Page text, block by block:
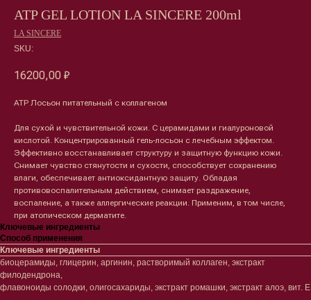
ATP GEL LOTION LA SINCERE 200ml
LA SINCERE
SKU:
16200,00 ₽
ATP Лосьон питательный с коллагеном
Для сухой и чувствительной кожи. С церамидами и гиалуроновой
кислотой. Концентрированный гель-лосьон с лечебным эффектом.
Эффективно восстанавливает структуру и защитную функцию кожи.
Снимает чувство стянутости и сухости, способствует сохранению
влаги, обеспечивает антиоксидантную защиту. Обладая
противовоспалительным действием, снимает раздражение,
воспаление, а также аллергические реакции. Применим, в том числе,
при атопическом дерматите.
Ключевые ингредиенты
Способ применения
Ключевые ингредиенты
биоцерамиды, глицерин, аргинин, растворимый коллаген, экстракт
филодендрона,
флавоноиды солодки, олигосахариды, экстракт ромашки, экстракт алоэ, вит. Е
Тело
Проблемы
Кремы
Лосьоны
Шея и зона декольте
Пилинги/масла
Уход за руками
Средства для ванны
Лицо
Проблемы
Очищение
Увлажнение/питание
Сыворотки/ эссенции
Ретинол
Защита от солнца
Тонизация
Восстановление
Маски и патчи